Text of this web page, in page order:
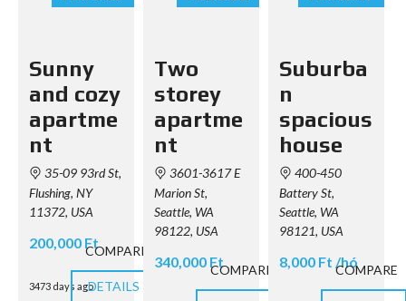
Sunny
and cozy
apartme
nt
35-09 93rd St,
Flushing, NY
11372, USA
200,000 Ft
3473 days ago
COMPARE
DETAILS
Two
storey
apartme
nt
3601-3617 E
Marion St,
Seattle, WA
98122, USA
340,000 FtCOMPARE
Suburba
n
spacious
house
400-450
Battery St,
Seattle, WA
98121, USA
8,000 Ft /hóCOMPARE